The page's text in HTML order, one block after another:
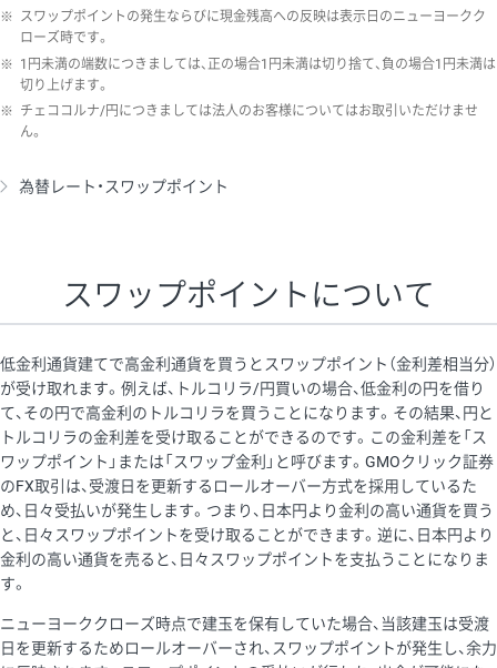
※ スワップポイントの発生ならびに現金残高への反映は表示日のニューヨークク
ローズ時です。
※ 1円未満の端数につきましては、正の場合1円未満は切り捨て、負の場合1円未満は
切り上げます。
※ チェココルナ/円につきましては法人のお客様についてはお取引いただけませ
ん。
為替レート・スワップポイント
スワップポイントについて
低金利通貨建てで高金利通貨を買うとスワップポイント（金利差相当分）
が受け取れます。例えば、トルコリラ/円買いの場合、低金利の円を借り
て、その円で高金利のトルコリラを買うことになります。その結果、円と
トルコリラの金利差を受け取ることができるのです。この金利差を「ス
ワップポイント」または「スワップ金利」と呼びます。GMOクリック証券
のFX取引は、受渡日を更新するロールオーバー方式を採用しているた
め、日々受払いが発生します。つまり、日本円より金利の高い通貨を買う
と、日々スワップポイントを受け取ることができます。逆に、日本円より
金利の高い通貨を売ると、日々スワップポイントを支払うことになりま
す。
ニューヨーククローズ時点で建玉を保有していた場合、当該建玉は受渡
日を更新するためロールオーバーされ、スワップポイントが発生し、余力